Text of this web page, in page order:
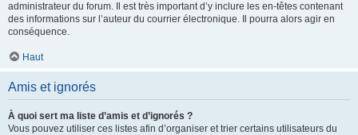
administrateur du forum. Il est très important d’y inclure les en-têtes contenant
des informations sur l’auteur du courrier électronique. Il pourra alors agir en
conséquence.
Haut
Amis et ignorés
À quoi sert ma liste d’amis et d’ignorés ?
Vous pouvez utiliser ces listes afin d’organiser et trier certains utilisateurs du